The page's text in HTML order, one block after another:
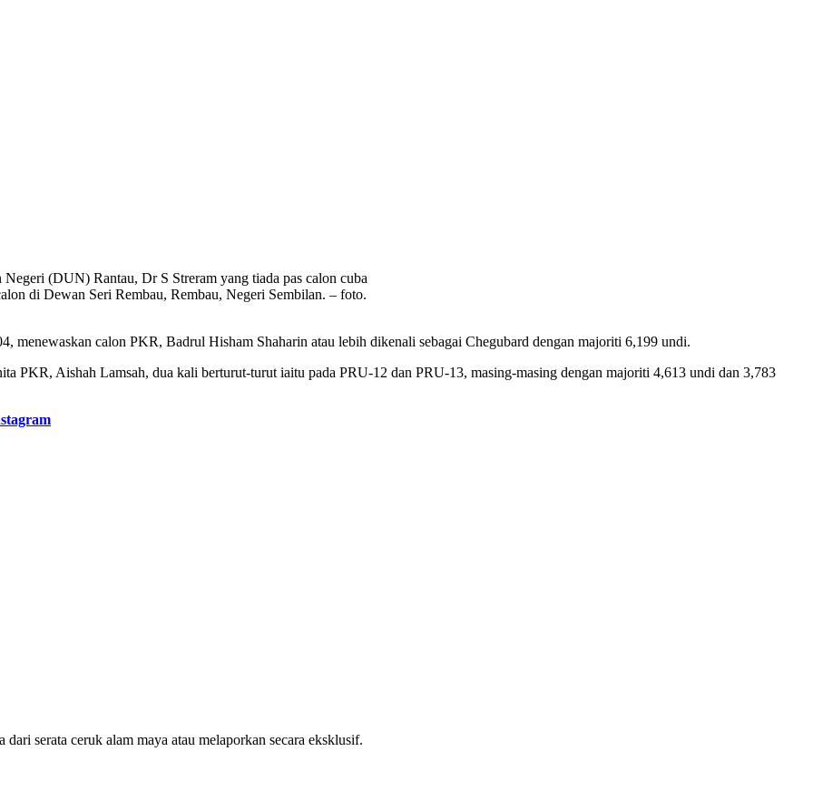
(DUN) Rantau, Dr S Streram yang tiada pas calon cuba
di Dewan Seri Rembau, Rembau, Negeri Sembilan. – foto.
menewaskan calon PKR, Badrul Hisham Shaharin atau lebih dikenali sebagai Chegubard dengan majoriti 6,199 undi.
PKR, Aishah Lamsah, dua kali berturut-turut iaitu pada PRU-12 dan PRU-13, masing-masing dengan majoriti 4,613 undi dan 3,783
serata ceruk alam maya atau melaporkan secara eksklusif.